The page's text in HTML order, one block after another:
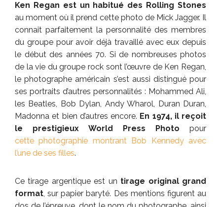
Ken Regan est un habitué des Rolling Stones
au moment où il prend cette photo de Mick Jagger. Il
connait parfaitement la personnalité des membres
du groupe pour avoir déjà travaillé avec eux depuis
le début des années 70. Si de nombreuses photos
de la vie du groupe rock sont l’œuvre de Ken Regan,
le photographe américain s’est aussi distingué pour
ses portraits d’autres personnalités : Mohammed Ali,
les Beatles, Bob Dylan, Andy Wharol, Duran Duran,
Madonna et bien d’autres encore. En 1974, il reçoit
le prestigieux World Press Photo pour
cette photographie montrant Bob Kennedy avec
l’une de ses filles.
Ce tirage argentique est un tirage original grand
format, sur papier baryté. Des mentions figurent au